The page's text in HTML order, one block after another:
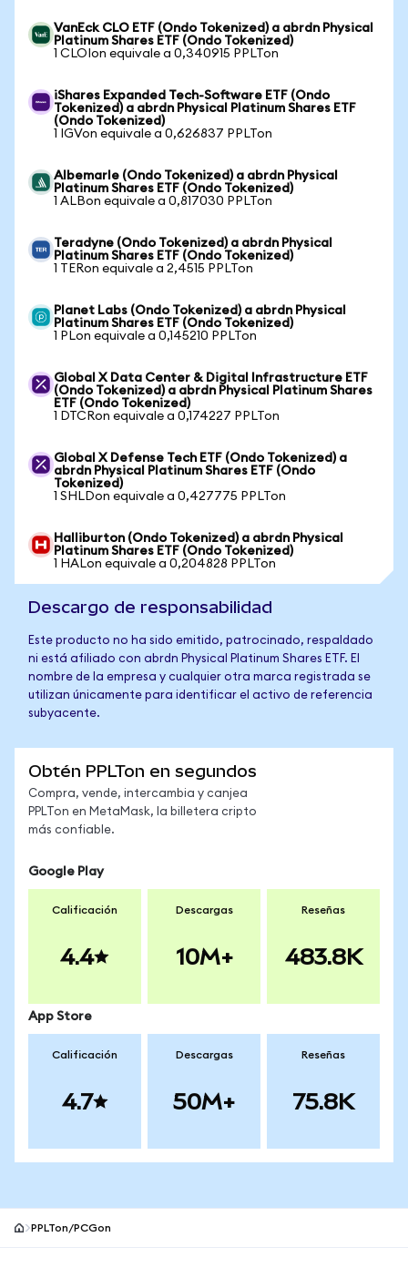
VanEck CLO ETF (Ondo Tokenized) a abrdn Physical
Platinum Shares ETF (Ondo Tokenized)
1 CLOIon equivale a 0,340915 PPLTon
iShares Expanded Tech-Software ETF (Ondo
Tokenized) a abrdn Physical Platinum Shares ETF
(Ondo Tokenized)
1 IGVon equivale a 0,626837 PPLTon
Albemarle (Ondo Tokenized) a abrdn Physical
Platinum Shares ETF (Ondo Tokenized)
1 ALBon equivale a 0,817030 PPLTon
Teradyne (Ondo Tokenized) a abrdn Physical
Platinum Shares ETF (Ondo Tokenized)
1 TERon equivale a 2,4515 PPLTon
Planet Labs (Ondo Tokenized) a abrdn Physical
Platinum Shares ETF (Ondo Tokenized)
1 PLon equivale a 0,145210 PPLTon
Global X Data Center & Digital Infrastructure ETF
(Ondo Tokenized) a abrdn Physical Platinum Shares
ETF (Ondo Tokenized)
1 DTCRon equivale a 0,174227 PPLTon
Global X Defense Tech ETF (Ondo Tokenized) a
abrdn Physical Platinum Shares ETF (Ondo
Tokenized)
1 SHLDon equivale a 0,427775 PPLTon
Halliburton (Ondo Tokenized) a abrdn Physical
Platinum Shares ETF (Ondo Tokenized)
1 HALon equivale a 0,204828 PPLTon
Descargo de responsabilidad
Este producto no ha sido emitido, patrocinado, respaldado
ni está afiliado con abrdn Physical Platinum Shares ETF. El
nombre de la empresa y cualquier otra marca registrada se
utilizan únicamente para identificar el activo de referencia
subyacente.
Obtén PPLTon en segundos
Compra, vende, intercambia y canjea
PPLTon en MetaMask, la billetera cripto
más confiable.
Google Play
Calificación
4.4
Descargas
10M+
Reseñas
483.8K
App Store
Calificación
4.7
Descargas
50M+
Reseñas
75.8K
PPLTon/PCGon